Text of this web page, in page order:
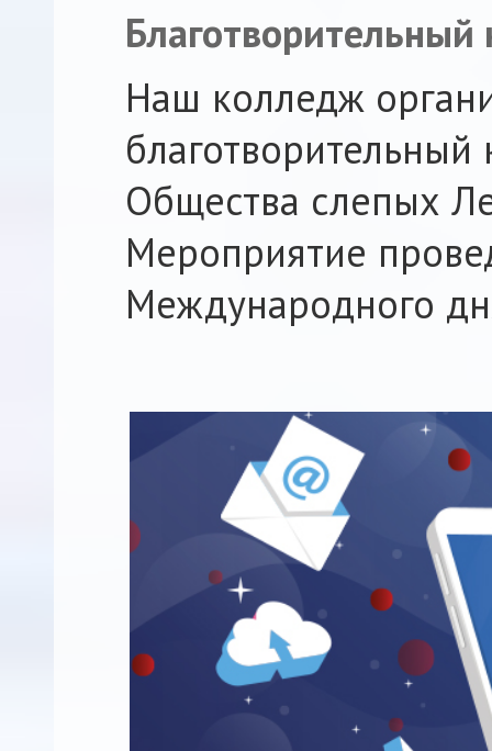
Благотворительный
Наш колледж
Общества слепых
Мероприятие
Международного